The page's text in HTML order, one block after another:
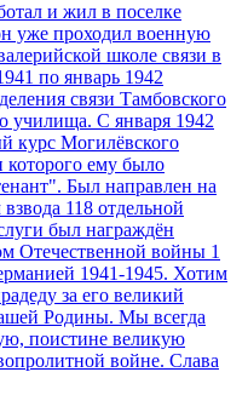
и жил в поселке
уже проходил военную
школе связи в
по январь 1942
связи Тамбовского
училища. С января 1942
курс Могилёвского
ему было
Был направлен на
118 отдельной
был награждён
Отечественной войны 1
1941-1945. Хотим
за его великий
Родины. Мы всегда
поистине великую
войне. Слава